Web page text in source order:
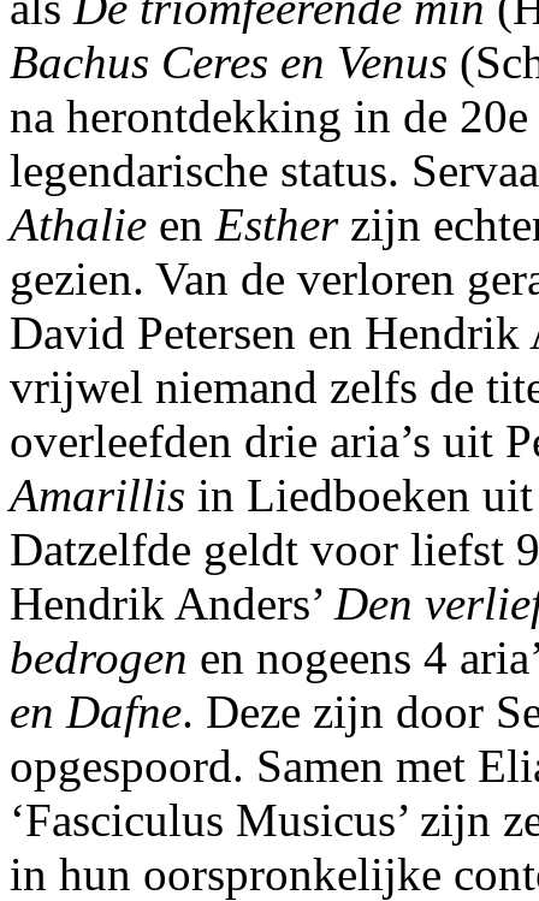
Bachus Ceres en Venus
na herontdekking in de 20e
legendarische status.
Athalie en Estherzijn
gezien. Van de verloren
David Petersen en Hendrik
vrijwel niemand zelfs de
overleefden drie aria’s uit
Amarillis in Liedboeken
Datzelfde geldt voor liefst
Hendrik Anders’ Den
bedrogen en nogeens 4
en Dafne. Deze zijn door
opgespoord. Samen met
‘Fasciculus Musicus’ zijn
in hun oorspronkelijke